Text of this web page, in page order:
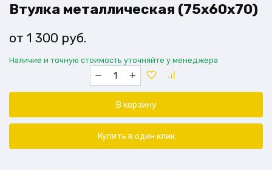
Втулка металлическая (75х60х70)
1 300 руб.
Наличие и точную стоимость уточняйте у менеджера
Количество
товара
Втулка
металлическая
В корзину
Купить в один клик